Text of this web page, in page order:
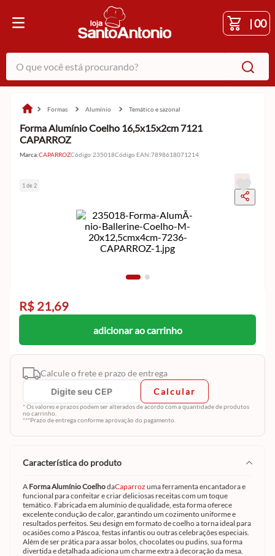
|00
O que você está procurando?
formas alumínio temático e sazonal
Forma Alumínio Coelho 16,5x15x2cm 7121
CAPARROZ
Marca:CAPARROZCódigo:235018Código EAN:7898618071214
1 de 2
R$ 21,69
adicionar ao carrinho
Calcule o frete e prazo de entrega
Calcular
* Os valores e prazos podem ser alterados de acordo com a quantidade de produtos
no carrinho.
***Prazo de entrega conforme aprovação do pagamento.
característica do produto
A Forma Alumínio CoelhodaCaparroz uma ferramenta encantadora e
funcional para confeitar e criar deliciosas receitas com um toque
temático. Fabricada em alumínio de qualidade, esta forma oferece
excelente condução de calor, garantindo um cozimento uniforme e
resultados perfeitos. Seu design em formato de coelho a torna ideal para
ocasiões como a Páscoa, festas infantis ou outras celebrações especiais.
Além de ser prática para assar bolos, chocolates ou pudins, sua forma
divertida e detalhada adiciona um charme extra à decoração da mesa.